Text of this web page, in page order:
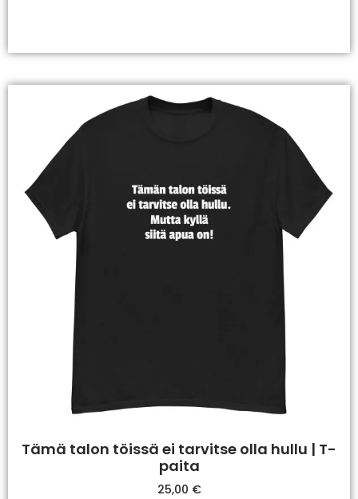
Tämä talon töissä ei tarvitse olla hullu | T-
paita
25,00 €